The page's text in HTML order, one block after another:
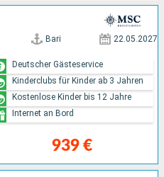
Bari 22.05.2027
939 €
Deutscher Gästeservice
Kinderclubs für Kinder ab 3 Jahren
Kostenlose Kinder bis 12 Jahre
Internet an Bord